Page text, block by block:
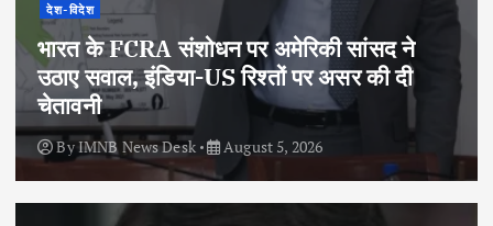
देश-विदेश
भारत के FCRA संशोधन पर अमेरिकी सांसद ने
उठाए सवाल, इंडिया-US रिश्तों पर असर की दी
चेतावनी
ByIMNB News Desk August 5, 2026